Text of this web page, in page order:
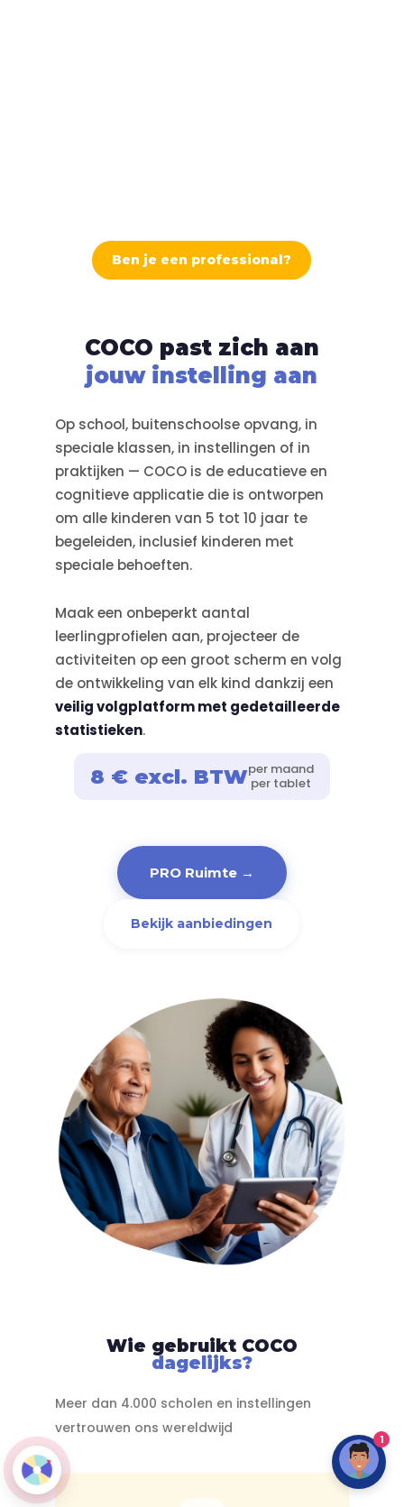
Ben je een professional?
COCO past zich aan
jouw instelling aan
Op school, buitenschoolse opvang, in
speciale klassen, in instellingen of in
praktijken — COCO is de educatieve en
cognitieve applicatie die is ontworpen
om alle kinderen van 5 tot 10 jaar te
begeleiden, inclusief kinderen met
speciale behoeften.
Maak een onbeperkt aantal
leerlingprofielen aan, projecteer de
activiteiten op een groot scherm en volg
de ontwikkeling van elk kind dankzij een
veilig volgplatform met gedetailleerde
statistieken.
8 € excl. BTWper maand
per tablet
PRO Ruimte →
Bekijk aanbiedingen
Wie gebruikt COCO
dagelijks?
Meer dan 4.000 scholen en instellingen
vertrouwen ons wereldwijd
1